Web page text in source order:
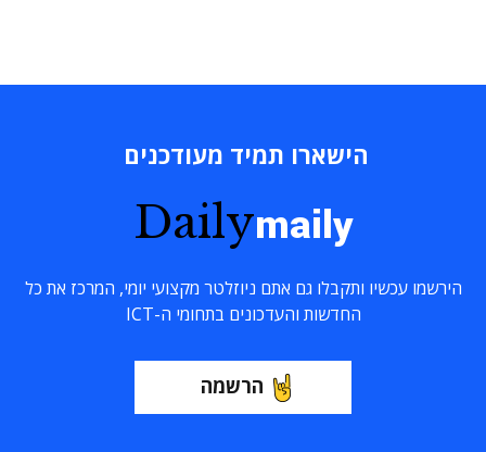
הישארו תמיד מעודכנים
Dailymaily
הירשמו עכשיו ותקבלו גם אתם ניוזלטר מקצועי יומי, המרכז את כל
החדשות והעדכונים בתחומי ה-ICT
הרשמה